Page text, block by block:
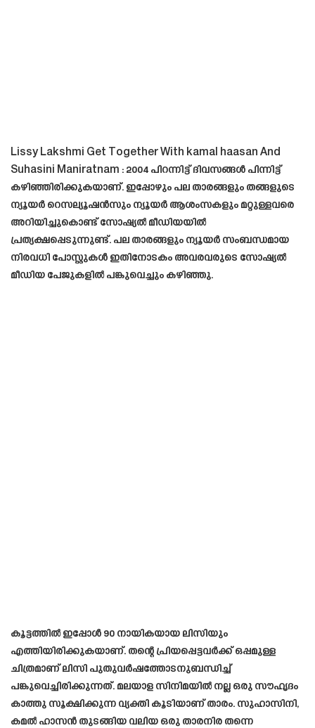
Lissy Lakshmi Get Together With kamal haasan And
Suhasini Maniratnam : 2004 പിറന്നിട്ട് ദിവസങ്ങൾ പിന്നിട്ട്
കഴിഞ്ഞിരിക്കുകയാണ്. ഇപ്പോഴും പല താരങ്ങളും തങ്ങളുടെ
ന്യൂയർ റെസല്യൂഷൻസും ന്യൂയർ ആശംസകളും മറ്റുള്ളവരെ
അറിയിച്ചുകൊണ്ട് സോഷ്യൽ മീഡിയയിൽ
പ്രത്യക്ഷപ്പെടുന്നുണ്ട്. പല താരങ്ങളും ന്യൂയർ സംബന്ധമായ
നിരവധി പോസ്റ്റുകൾ ഇതിനോടകം അവരവരുടെ സോഷ്യൽ
മീഡിയ പേജുകളിൽ പങ്കുവെച്ചും കഴിഞ്ഞു.
കൂട്ടത്തിൽ ഇപ്പോൾ 90 നായികയായ ലിസിയും
എത്തിയിരിക്കുകയാണ്. തന്റെ പ്രിയപ്പെട്ടവർക്ക് ഒപ്പമുള്ള
ചിത്രമാണ് ലിസി പുതുവർഷത്തോടനുബന്ധിച്ച്
പങ്കുവെച്ചിരിക്കുന്നത്. മലയാള സിനിമയിൽ നല്ല ഒരു സൗഹൃദം
കാത്തു സൂക്ഷിക്കുന്ന വ്യക്തി കൂടിയാണ് താരം. സുഹാസിനി,
കമൽ ഹാസൻ തുടങ്ങിയ വലിയ ഒരു താരനിര തന്നെ